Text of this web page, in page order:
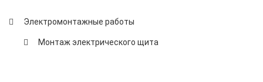
Электромонтажные работы
Монтаж электрического щита